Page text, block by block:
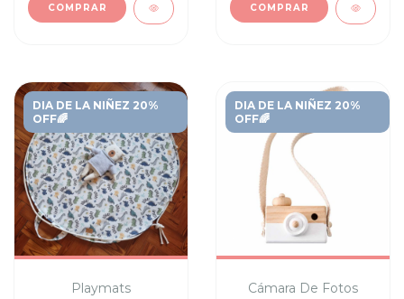
COMPRAR COMPRAR
DIA DE LA NIÑEZ 20%
OFF🌈
Playmats
DIA DE LA NIÑEZ 20%
OFF🌈
Cámara De Fotos